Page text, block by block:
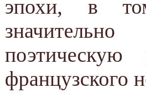
эпохи, в
французского